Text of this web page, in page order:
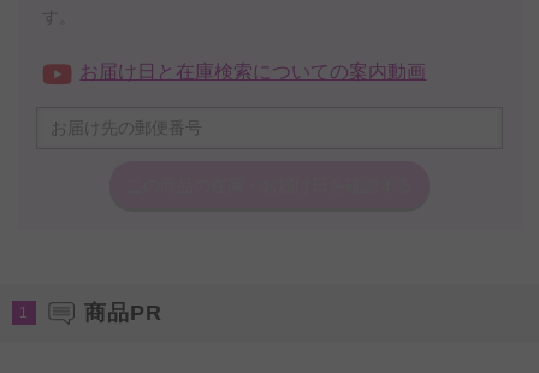
す。
お届け日と在庫検索についての案内動画
1 商品PR